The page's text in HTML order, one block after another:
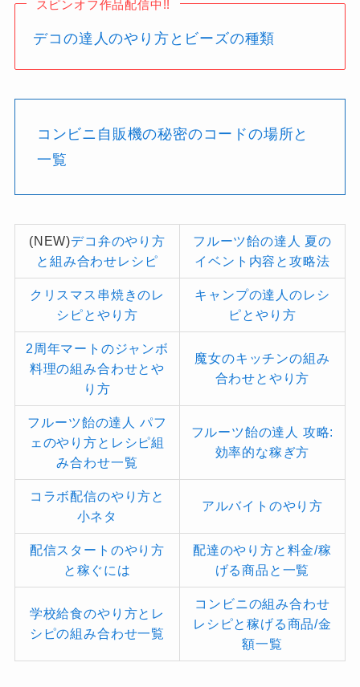
スピンオフ作品配信中!!
デコの達人のやり方とビーズの種類
コンビニ自販機の秘密のコードの場所と
一覧
(NEW)デコ弁のやり方
と組み合わせレシピ
フルーツ飴の達人 夏の
イベント内容と攻略法
クリスマス串焼きのレ
シピとやり方
キャンプの達人のレシ
ピとやり方
2周年マートのジャンボ
料理の組み合わせとや
り方
魔女のキッチンの組み
合わせとやり方
フルーツ飴の達人 パフ
ェのやり方とレシピ組
み合わせ一覧
フルーツ飴の達人 攻略:
効率的な稼ぎ方
コラボ配信のやり方と
小ネタ
アルバイトのやり方
配信スタートのやり方
と稼ぐには
配達のやり方と料金/稼
げる商品と一覧
学校給食のやり方とレ
シピの組み合わせ一覧
コンビニの組み合わせ
レシピと稼げる商品/金
額一覧